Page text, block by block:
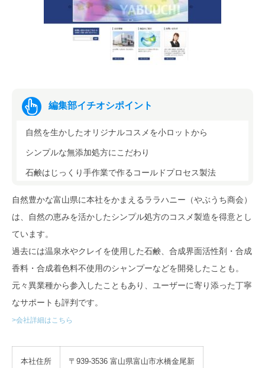
編集部イチオシポイント
自然を生かしたオリジナルコスメを小ロットから
シンプルな無添加処方にこだわり
石鹸はじっくり手作業で作るコールドプロセス製法
自然豊かな富山県に本社をかまえるララハニー（やぶうち商会）
は、自然の恵みを活かしたシンプル処方のコスメ製造を得意とし
ています。
過去には温泉水やクレイを使用した石鹸、合成界面活性剤・合成
香料・合成着色料不使用のシャンプーなどを開発したことも。
元々異業種から参入したこともあり、ユーザーに寄り添った丁寧
なサポートも評判です。
>会社詳細はこちら
本社住所 〒939-3536 富山県富山市水橋金尾新